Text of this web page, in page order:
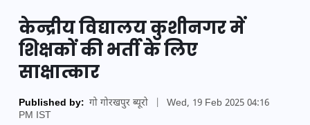
केन्द्रीय विद्यालय कुशीनगर में
शिक्षकों की भर्ती के लिए
साक्षात्कार
Published by: गो गोरखपुर ब्यूरो
Wed, 19 Feb 2025 04:16
PM IST